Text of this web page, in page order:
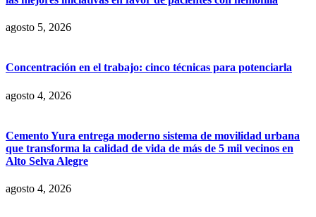
agosto 5, 2026
Concentración en el trabajo: cinco técnicas para potenciarla
agosto 4, 2026
Cemento Yura entrega moderno sistema de movilidad urbana
que transforma la calidad de vida de más de 5 mil vecinos en
Alto Selva Alegre
agosto 4, 2026